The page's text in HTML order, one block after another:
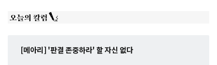
[메아리] '판결 존중하라' 할 자신 없다